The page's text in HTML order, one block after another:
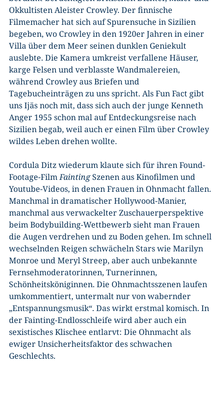
Okkultisten Aleister Crowley. Der finnische
Filmemacher hat sich auf Spurensuche in Sizilien
begeben, wo Crowley in den 1920er Jahren in einer
Villa über dem Meer seinen dunklen Geniekult
auslebte. Die Kamera umkreist verfallene Häuser,
karge Felsen und verblasste Wandmalereien,
während Crowley aus Briefen und
Tagebucheinträgen zu uns spricht. Als Fun Fact gibt
uns Ijäs noch mit, dass sich auch der junge Kenneth
Anger 1955 schon mal auf Entdeckungsreise nach
Sizilien begab, weil auch er einen Film über Crowley
wildes Leben drehen wollte.
Cordula Ditz wiederum klaute sich für ihren Found-
Footage-FilmFaintingSzenen aus Kinofilmen und
Youtube-Videos, in denen Frauen in Ohnmacht fallen.
Manchmal in dramatischer Hollywood-Manier,
manchmal aus verwackelter Zuschauerperspektive
beim Bodybuilding-Wettbewerb sieht man Frauen
die Augen verdrehen und zu Boden gehen. Im schnell
wechselnden Reigen schwächeln Stars wie Marilyn
Monroe und Meryl Streep, aber auch unbekannte
Fernsehmoderatorinnen, Turnerinnen,
Schönheitsköniginnen. Die Ohnmachtsszenen laufen
umkommentiert, untermalt nur von wabernder
„Entspannungsmusik“. Das wirkt erstmal komisch. In
der Fainting-Endlosschleife wird aber auch ein
sexistisches Klischee entlarvt: Die Ohnmacht als
ewiger Unsicherheitsfaktor des schwachen
Geschlechts.